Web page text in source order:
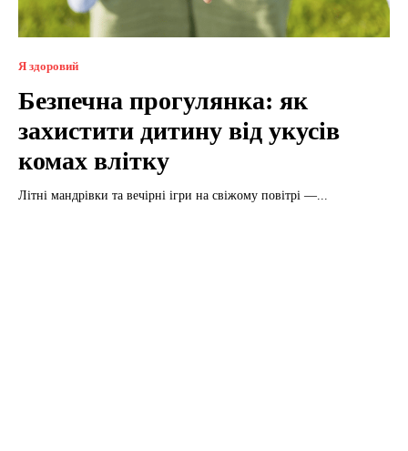
Я здоровий
Безпечна прогулянка: як
захистити дитину від укусів
комах влітку
Літні мандрівки та вечірні ігри на свіжому повітрі —...